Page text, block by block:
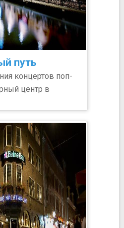
путь
концертов поп-
центр в